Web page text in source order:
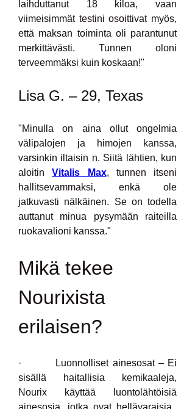
laihduttanut 18 kiloa, vaan
viimeisimmät testini osoittivat myös,
että maksan toiminta oli parantunut
merkittävästi. Tunnen oloni
terveemmäksi kuin koskaan!"
Lisa G. – 29, Texas
"Minulla on aina ollut ongelmia
välipalojen ja himojen kanssa,
varsinkin iltaisin n. Siitä lähtien, kun
aloitin Vitalis Max, tunnen itseni
hallitsevammaksi, enkä ole
jatkuvasti nälkäinen. Se on todella
auttanut minua pysymään raiteilla
ruokavalioni kanssa."
Mikä tekee
Nourixista
erilaisen?
·         Luonnolliset ainesosat – Ei
sisällä haitallisia kemikaaleja,
Nourix käyttää luontolähtöisiä
ainesosia, jotka ovat hellävaraisia ​​